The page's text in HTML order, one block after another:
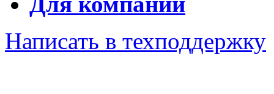
Написать в техподдержку